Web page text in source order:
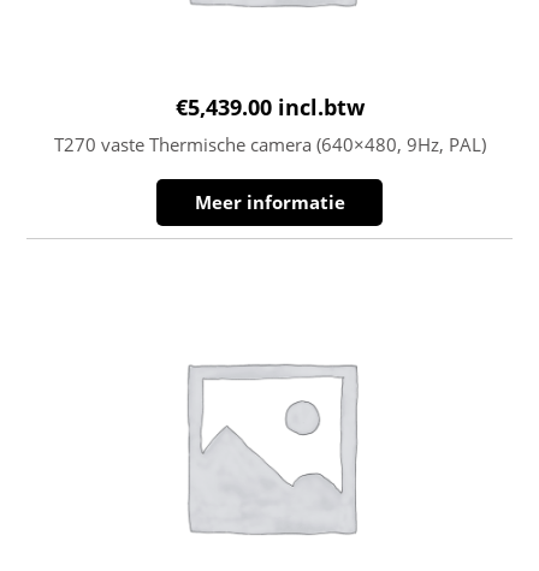
€5,439.00 incl.btw
T270 vaste Thermische camera (640×480, 9Hz, PAL)
Meer informatie